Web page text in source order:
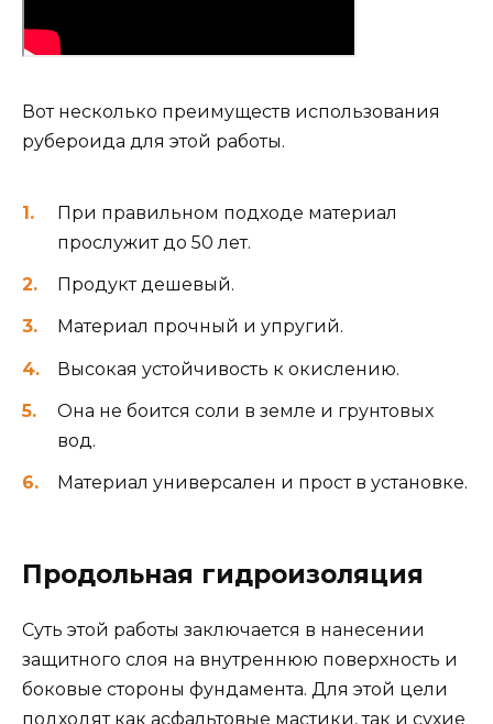
Вот несколько преимуществ использования
рубероида для этой работы.
При правильном подходе материал
прослужит до 50 лет.
Продукт дешевый.
Материал прочный и упругий.
Высокая устойчивость к окислению.
Она не боится соли в земле и грунтовых
вод.
Материал универсален и прост в установке.
Продольная гидроизоляция
Суть этой работы заключается в нанесении
защитного слоя на внутреннюю поверхность и
боковые стороны фундамента. Для этой цели
подходят как асфальтовые мастики, так и сухие